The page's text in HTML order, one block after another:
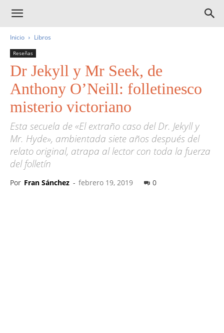
Inicio Libros
Reseñas
Dr Jekyll y Mr Seek, de
Anthony O’Neill: folletinesco
misterio victoriano
Esta secuela de «El extraño caso del Dr. Jekyll y
Mr. Hyde», ambientada siete años después del
relato original, atrapa al lector con toda la fuerza
del folletín
Por Fran Sánchez - febrero 19, 2019 0